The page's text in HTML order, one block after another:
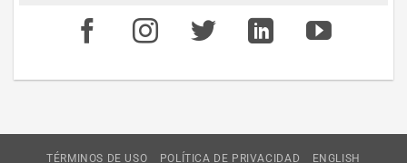
TÉRMINOS DE USO POLÍTICA DE PRIVACIDAD ENGLISH